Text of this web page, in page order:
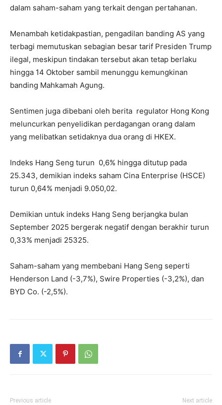
dalam saham-saham yang terkait dengan pertahanan.
Menambah ketidakpastian, pengadilan banding AS yang
terbagi memutuskan sebagian besar tarif Presiden Trump
ilegal, meskipun tindakan tersebut akan tetap berlaku
hingga 14 Oktober sambil menunggu kemungkinan
banding Mahkamah Agung.
Sentimen juga dibebani oleh berita regulator Hong Kong
meluncurkan penyelidikan perdagangan orang dalam
yang melibatkan setidaknya dua orang di HKEX.
Indeks Hang Seng turun 0,6% hingga ditutup pada
25.343, demikian indeks saham Cina Enterprise (HSCE)
turun 0,64% menjadi 9.050,02.
Demikian untuk indeks Hang Seng berjangka bulan
September 2025 bergerak negatif dengan berakhir turun
0,33% menjadi 25325.
Saham-saham yang membebani Hang Seng seperti
Henderson Land (-3,7%), Swire Properties (-3,2%), dan
BYD Co. (-2,5%).
Previous article Next article